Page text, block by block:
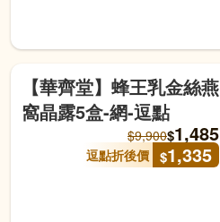
【華齊堂】蜂王乳金絲燕
窩晶露5盒-網-逗點
$9,900$1,485
逗點折後價 $1,335